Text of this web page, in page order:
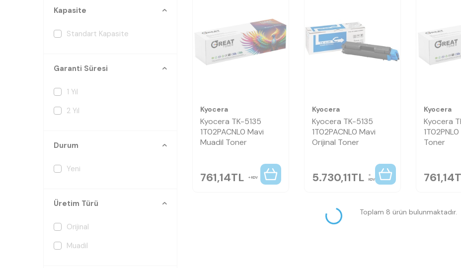
Kapasite
Standart Kapasite
Garanti Süresi
1 Yıl
2 Yıl
Durum
Yeni
Üretim Türü
Orijinal
Muadil
Kyocera
Kyocera TK-5135
1T02PACNL0 Mavi
Muadil Toner
761,14TL KDV
Kyocera
Kyocera TK-5135
1T02PACNL0 Mavi
Orijinal Toner
5.730,11TL KDV
Kyocera
Kyocera
1T02PNL0
Toner
761,14
Toplam 8 ürün bulunmaktadır.